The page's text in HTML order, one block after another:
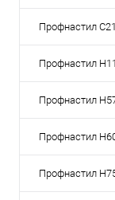
Профнастил C21
Профнастил
Профнастил
Профнастил
Профнастил